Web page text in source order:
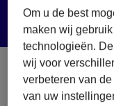
Om u de best
maken wij
technologieën.
wij voor
verbeteren van
van uw